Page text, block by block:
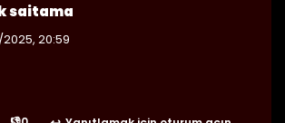
25/08/2024
saitama
2025, 20:59